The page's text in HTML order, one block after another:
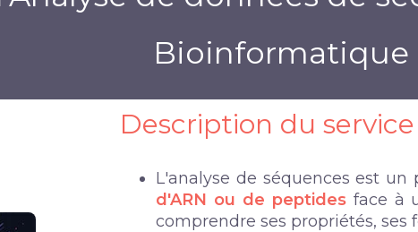
Bioinformatique
Description du service
L'analyse de séquences est un
d'ARN ou de peptidesface à
comprendre ses propriétés, ses